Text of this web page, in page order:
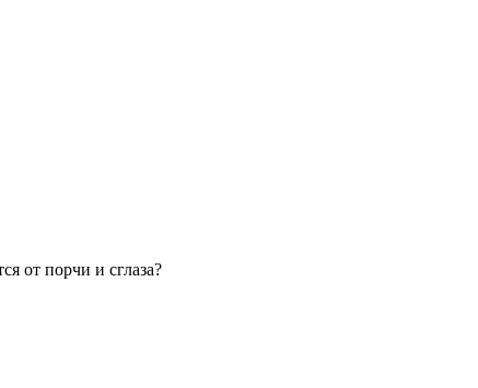
от порчи и сглаза?